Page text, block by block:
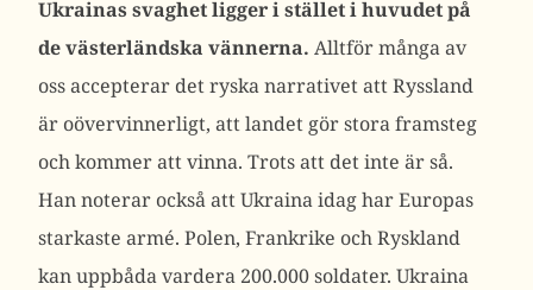
Ukrainas svaghet ligger i stället i huvudet på
de västerländska vännerna. Alltför många av
oss accepterar det ryska narrativet att Ryssland
är oövervinnerligt, att landet gör stora framsteg
och kommer att vinna. Trots att det inte är så.
Han noterar också att Ukraina idag har Europas
starkaste armé. Polen, Frankrike och Ryskland
kan uppbåda vardera 200.000 soldater. Ukraina